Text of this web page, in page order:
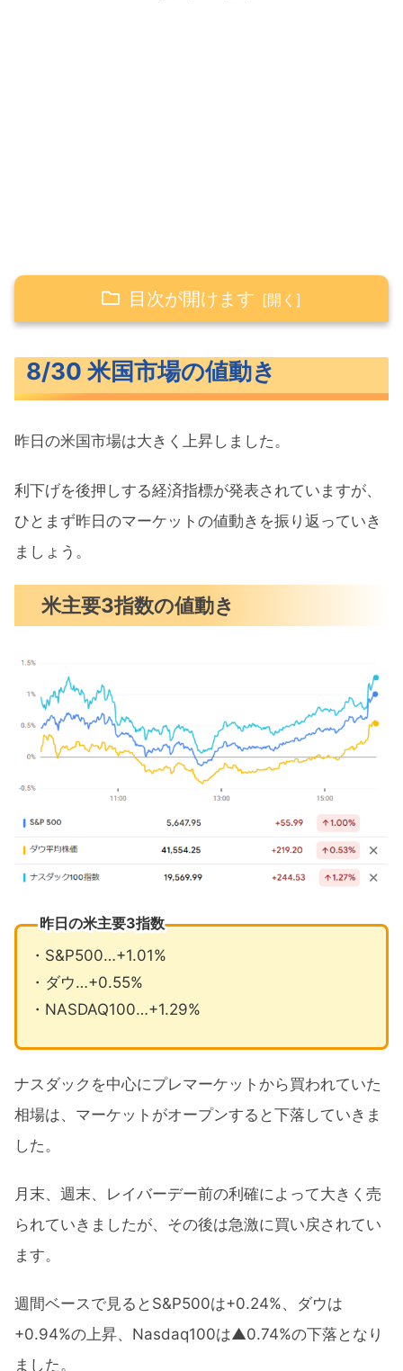
目次が開けます
米主要3指数の値動き
S&P500ヒートマップ
セクター別パフォーマンス
S&P500チャート分析
米国市場のトピックス
7月PCEデフレータ予想を下回る
ミシガン大学消費者マインド指数5ヵ月
9月利下げ観測でドル売り越しに転換
9月の注目イベントについて
8/30 米国市場の値動き
昨日の米国市場は大きく上昇しました。
利下げを後押しする経済指標が発表されていますが、
ひとまず昨日のマーケットの値動きを振り返っていき
ましょう。
米主要3指数の値動き
昨日の米主要3指数
・S&P500…+1.01%
・ダウ…+0.55%
・NASDAQ100…+1.29%
ナスダックを中心にプレマーケットから買われていた
相場は、マーケットがオープンすると下落していきま
した。
月末、週末、レイバーデー前の利確によって大きく売
られていきましたが、その後は急激に買い戻されてい
ます。
週間ベースで見るとS&P500は+0.24%、ダウは
+0.94%の上昇、Nasdaq100は▲0.74%の下落となり
ました。